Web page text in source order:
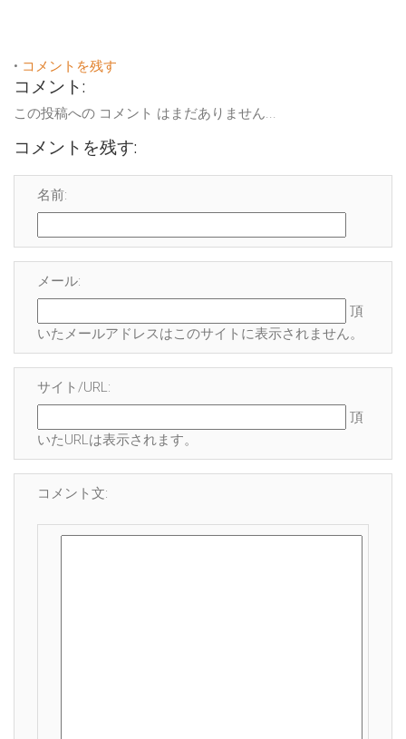
• コメントを残す
コメント:
この投稿への コメント はまだありません...
コメントを残す:
名前:
メール:
頂
いたメールアドレスはこのサイトに表示されません。
サイト/URL:
頂
いたURLは表示されます。
コメント文: